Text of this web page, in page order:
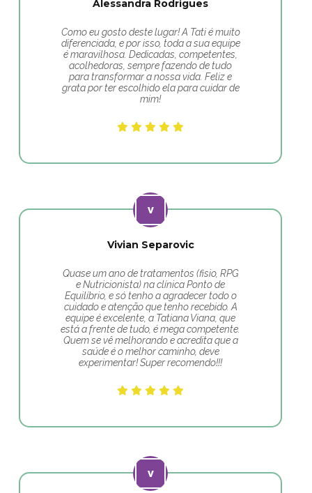
Alessandra Rodrigues
Como eu gosto deste lugar! A Tati é muito
diferenciada, e por isso, toda a sua equipe
é maravilhosa. Dedicadas, competentes,
acolhedoras, sempre fazendo de tudo
para transformar a nossa vida. Feliz e
grata por ter escolhido ela para cuidar de
mim!
Vivian Separovic
Quase um ano de tratamentos (fisio, RPG
e Nutricionista) na clínica Ponto de
Equilíbrio, e só tenho a agradecer todo o
cuidado e atenção que tenho recebido. A
equipe é excelente, a Tatiana Viana, que
está a frente de tudo, é mega competente.
Quem se vê melhorando e acredita que a
saúde é o melhor caminho, deve
experimentar! Super recomendo!!!